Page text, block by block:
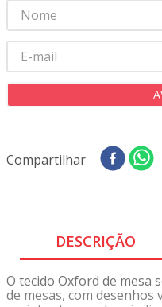
Compartilhar
DESCRIÇÃO
O tecido Oxford de mesa
de mesas, com
10º tapete sisal